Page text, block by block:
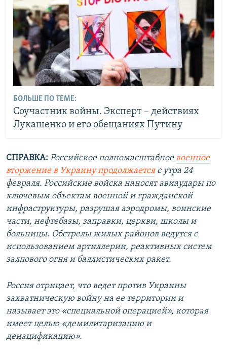
БОЛЬШЕ ПО ТЕМЕ:
Соучастник войны. Эксперт – действиях
Лукашенко и его обещаниях Путину
СПРАВКА: Российское полномасштабноевоенное
вторжение в Украину продолжаетсяс утра 24
февраля. Российские войска наносят авиаудары по
ключевым объектам военной и гражданской
инфраструктуры, разрушая аэродромы, воинские
части, нефтебазы, заправки, церкви, школы и
больницы. Обстрелы жилых районов ведутся с
использованием артиллерии, реактивных систем
залпового огня и баллистических ракет.
Россия отрицает, что ведет против Украины
захватническую войну на ее территории и
называет это «специальной операцией», которая
имеет целью «демилитаризацию и
денацификацию».